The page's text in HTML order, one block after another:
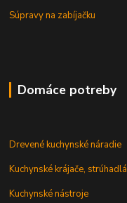
Súpravy na zabíjačku
Domáce potreby
Drevené kuchynské náradie
Kuchynské krájače, strúhadlá
Kuchynské nástroje